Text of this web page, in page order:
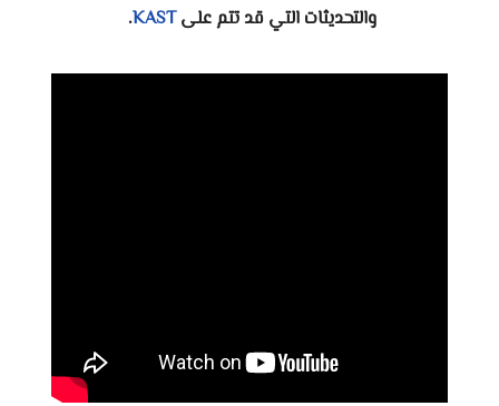
والتحديثات التي قد تتم علىKAST
.